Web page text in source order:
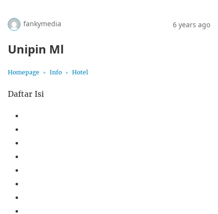
fankymedia 6 years ago
Unipin Ml
Homepage Info Hotel
Daftar Isi